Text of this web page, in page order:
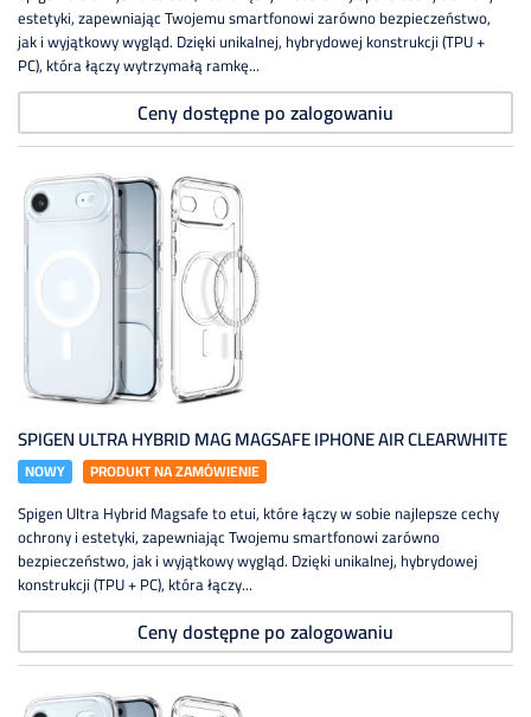
estetyki, zapewniając Twojemu smartfonowi zarówno bezpieczeństwo,
jak i wyjątkowy wygląd. Dzięki unikalnej, hybrydowej konstrukcji (TPU +
PC), która łączy wytrzymałą ramkę...
Ceny dostępne po zalogowaniu
SPIGEN ULTRA HYBRID MAG MAGSAFE IPHONE AIR CLEARWHITE
NOWY PRODUKT NA ZAMÓWIENIE
Spigen Ultra Hybrid Magsafe to etui, które łączy w sobie najlepsze cechy
ochrony i estetyki, zapewniając Twojemu smartfonowi zarówno
bezpieczeństwo, jak i wyjątkowy wygląd. Dzięki unikalnej, hybrydowej
konstrukcji (TPU + PC), która łączy...
Ceny dostępne po zalogowaniu